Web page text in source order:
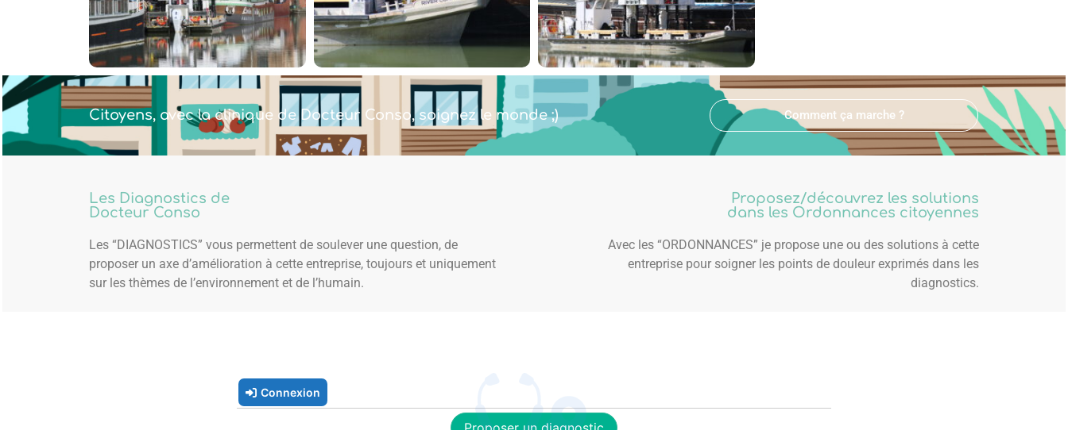
Citoyens, avec la clinique de Docteur Conso, soignez le monde ;) Comment ça marche ?
Les Diagnostics de
Docteur Conso
Les “DIAGNOSTICS” vous permettent de soulever une question, de
proposer un axe d’amélioration à cette entreprise, toujours et uniquement
sur les thèmes de l’environnement et de l’humain.
Proposez/découvrez les solutions
dans les Ordonnances citoyennes
Avec les “ORDONNANCES” je propose une ou des solutions à cette
entreprise pour soigner les points de douleur exprimés dans les
diagnostics.
Connexion